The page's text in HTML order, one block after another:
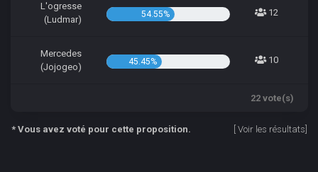
L'ogresse
(Ludmar)
54.55% 12
Mercedes
(Jojogeo)
45.45% 10
22 vote(s)
* Vous avez voté pour cette proposition. Voir les résultats